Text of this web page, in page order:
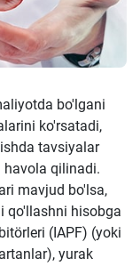
bo'lgani
ko'rsatadi,
tavsiyalar
qilinadi.
mavjud bo'lsa,
qo'llashni hisobga
(IAPF) (yoki
yurak